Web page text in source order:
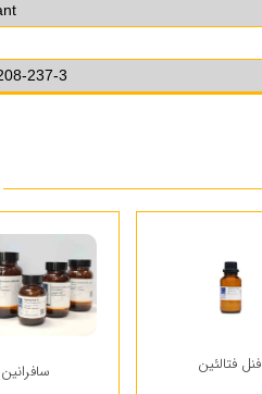
237-3
فنل فتالئین سافرانین